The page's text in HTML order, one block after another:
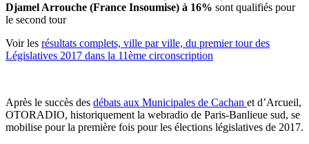
Djamel Arrouche (France Insoumise) à 16% sont qualifiés pour
le second tour
Voir les résultats complets, ville par ville, du premier tour des
Législatives 2017 dans la 11ème circonscription
Après le succès des débats aux Municipales de Cachan et d’Arcueil,
OTORADIO, historiquement la webradio de Paris-Banlieue sud, se
mobilise pour la première fois pour les élections législatives de 2017.